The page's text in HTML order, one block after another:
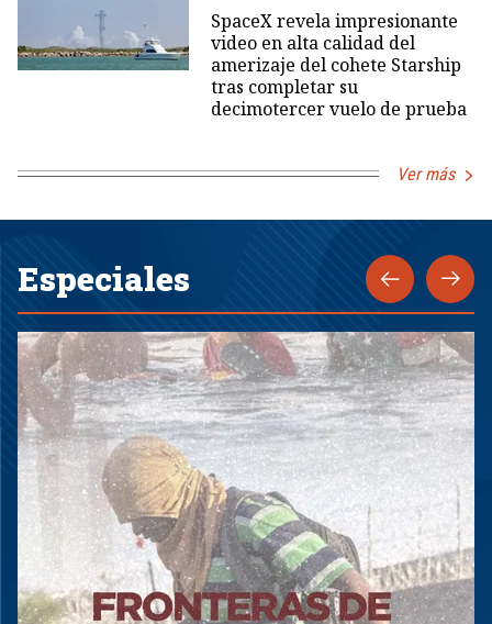
SpaceX revela impresionante
video en alta calidad del
amerizaje del cohete Starship
tras completar su
decimotercer vuelo de prueba
Ver más
Especiales